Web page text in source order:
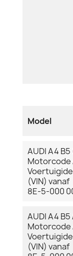
Model
AUDI A4
Motorcode
(VIN) vanaf
8E-5-000
AUDI A4
Motorcode
(VIN) vanaf